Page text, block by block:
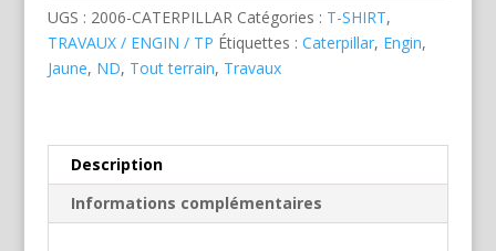
UGS : 2006-CATERPILLAR Catégories : T-SHIRT,
TRAVAUX / ENGIN / TP Étiquettes : Caterpillar, Engin,
Jaune, ND, Tout terrain, Travaux
Description
Informations complémentaires